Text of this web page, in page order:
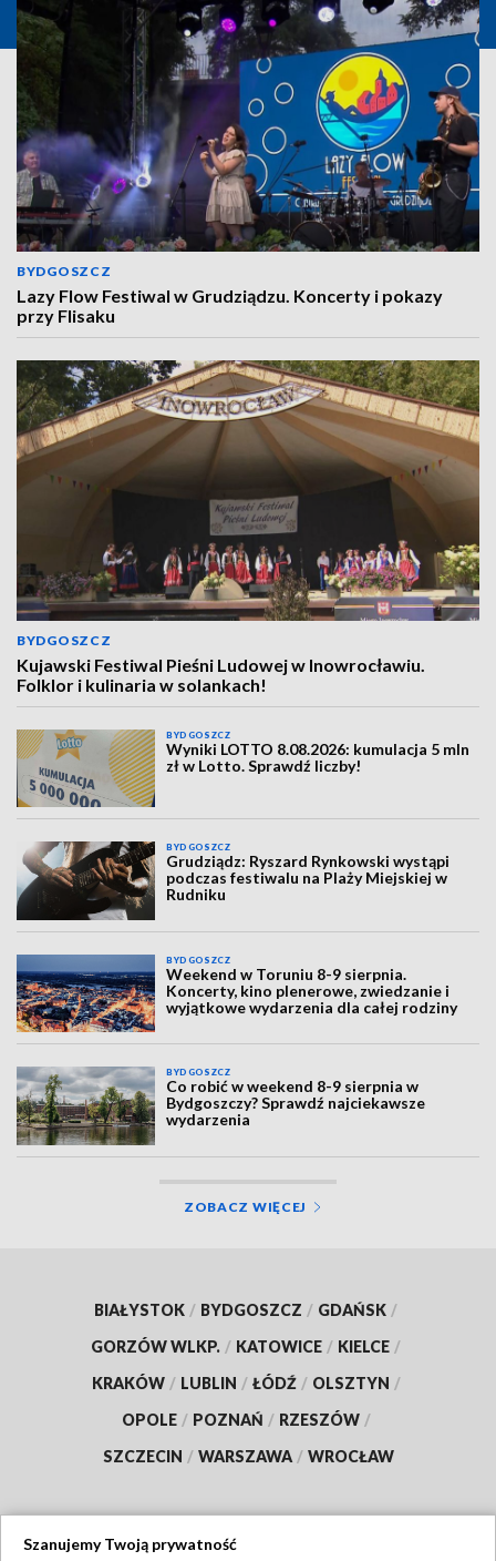
BYDGOSZCZ
Lazy Flow Festiwal w Grudziądzu. Koncerty i pokazy
przy Flisaku
BYDGOSZCZ
Kujawski Festiwal Pieśni Ludowej w Inowrocławiu.
Folklor i kulinaria w solankach!
BYDGOSZCZ
Wyniki LOTTO 8.08.2026: kumulacja 5 mln
zł w Lotto. Sprawdź liczby!
BYDGOSZCZ
Grudziądz: Ryszard Rynkowski wystąpi
podczas festiwalu na Plaży Miejskiej w
Rudniku
BYDGOSZCZ
Weekend w Toruniu 8-9 sierpnia.
Koncerty, kino plenerowe, zwiedzanie i
wyjątkowe wydarzenia dla całej rodziny
BYDGOSZCZ
Co robić w weekend 8-9 sierpnia w
Bydgoszczy? Sprawdź najciekawsze
wydarzenia
ZOBACZ WIĘCEJ
BIAŁYSTOK / BYDGOSZCZ / GDAŃSK /
GORZÓW WLKP. / KATOWICE / KIELCE /
KRAKÓW / LUBLIN / ŁÓDŹ / OLSZTYN /
OPOLE / POZNAŃ / RZESZÓW /
SZCZECIN / WARSZAWA / WROCŁAW
Szanujemy Twoją prywatność